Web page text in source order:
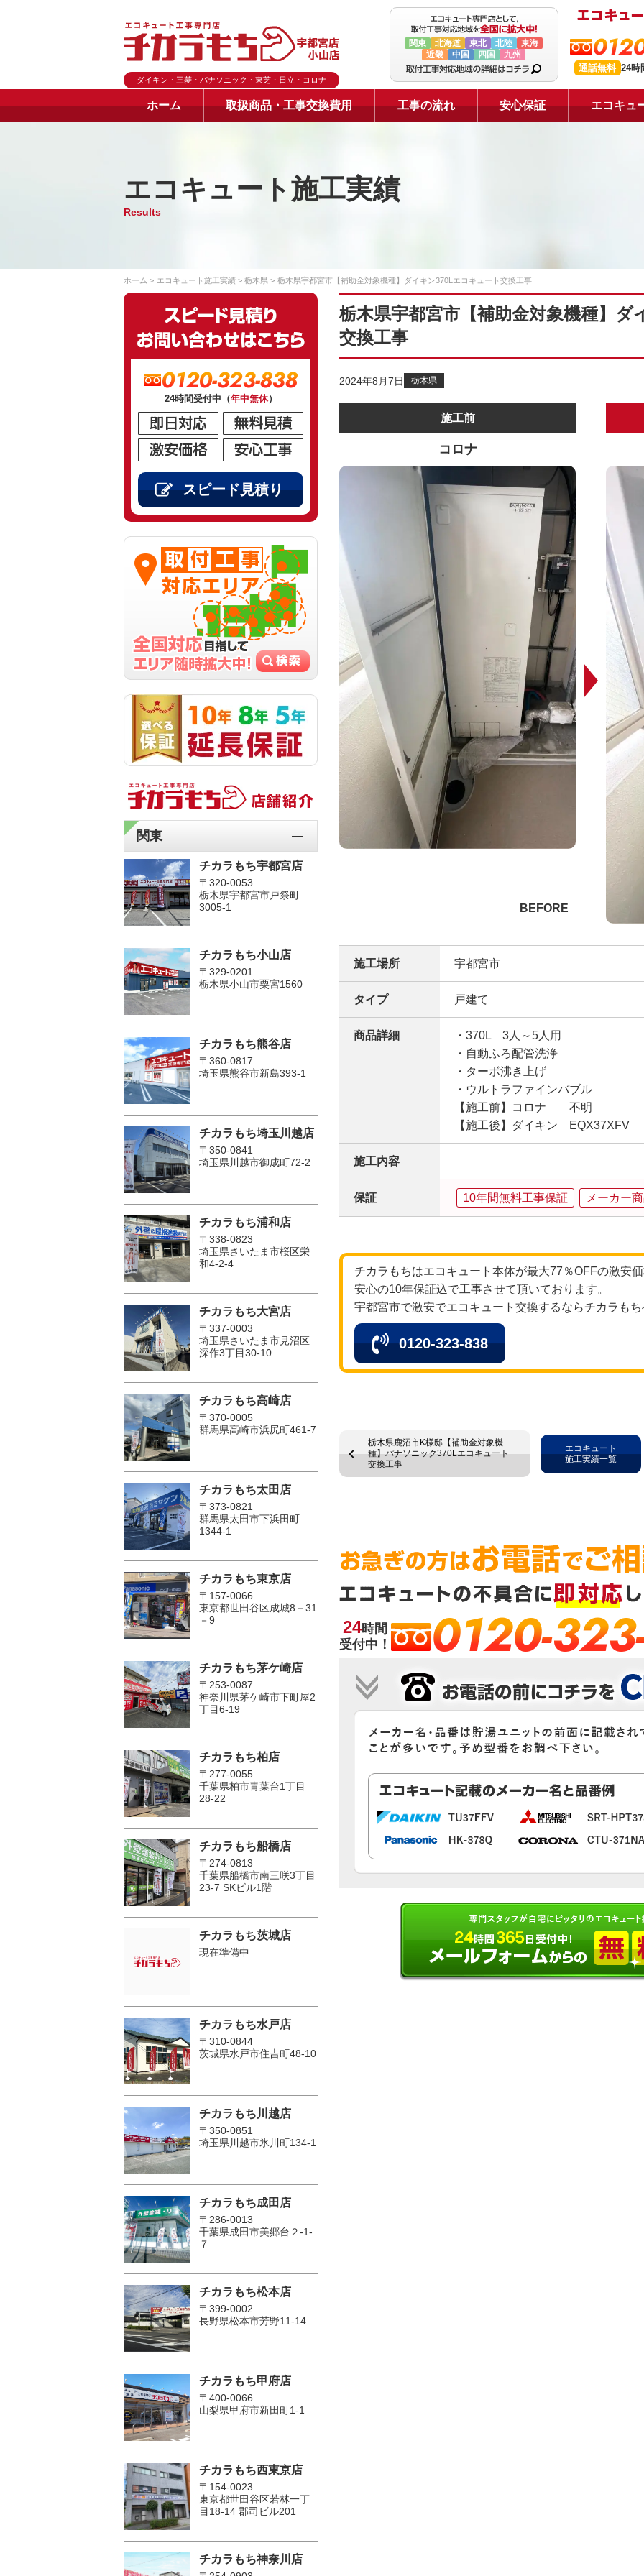
ダイキン・三菱・パナソニック・東芝・日立・コロナ
関東 北海道 東北 北陸
東海
近畿
中国 四国 九州
通話無料 24時
ホーム 取扱商品・工事交換費用 工事の流れ 安心保証 エコキュ
エコキュート施工実績
Results
ホーム エコキュート施工実績 栃木県 栃木県宇都宮市【補助金対象機種】ダイキン370Lエコキュート交換工事
栃木県宇都宮市【補助金対象機種】
交換工事
2024年8月7日 栃木県
施工前
コロナ
施工場所 宇都宮市
タイプ 戸建て
商品詳細
・370L 3人～5人用
・自動ふろ配管洗浄
・ターボ沸き上げ
・ウルトラファインバブル
【施工前】コロナ 不明
【施工後】ダイキン EQX37XFV
施工内容
保証 10年間無料工事保証 メーカー
チカラもちはエコキュート本体が最大77％OFFの激安
安心の10年保証込で工事させて頂いております。
宇都宮市で激安でエコキュート交換するならチカラも
0120-323-838
栃木県鹿沼市K様邸【補助金対象機
種】パナソニック370Lエコキュート
交換工事
エコキュート
施工実績一覧
24時間
受付中！
0120-
0120-323-838
24時間受付中（年中無休）
スピード見積り
関東
チカラもち宇都宮店
〒320-0053
栃木県宇都宮市戸祭町
3005-1
チカラもち小山店
〒329-0201
栃木県小山市粟宮1560
チカラもち熊谷店
〒360-0817
埼玉県熊谷市新島393-1
チカラもち埼玉川越店
〒350-0841
埼玉県川越市御成町72-2
チカラもち浦和店
〒338-0823
埼玉県さいたま市桜区栄
和4-2-4
チカラもち大宮店
〒337-0003
埼玉県さいたま市見沼区
深作3丁目30-10
チカラもち高崎店
〒370-0005
群馬県高崎市浜尻町461-7
チカラもち太田店
〒373-0821
群馬県太田市下浜田町
1344-1
チカラもち東京店
〒157-0066
東京都世田谷区成城8－31
－9
チカラもち茅ケ崎店
〒253-0087
神奈川県茅ケ崎市下町屋2
丁目6-19
チカラもち柏店
〒277-0055
千葉県柏市青葉台1丁目
28-22
チカラもち船橋店
〒274-0813
千葉県船橋市南三咲3丁目
23-7 SKビル1階
チカラもち茨城店
現在準備中
チカラもち水戸店
〒310-0844
茨城県水戸市住吉町48-10
チカラもち川越店
〒350-0851
埼玉県川越市氷川町134-1
チカラもち成田店
〒286-0013
千葉県成田市美郷台２‐1‐
７
チカラもち松本店
〒399-0002
長野県松本市芳野11-14
チカラもち甲府店
〒400-0066
山梨県甲府市新田町1-1
チカラもち西東京店
〒154-0023
東京都世田谷区若林一丁
目18-14 郡司ビル201
チカラもち神奈川店